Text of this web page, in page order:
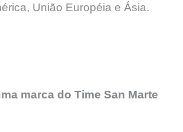
União Européia e Ásia.
marca do Time San Marte